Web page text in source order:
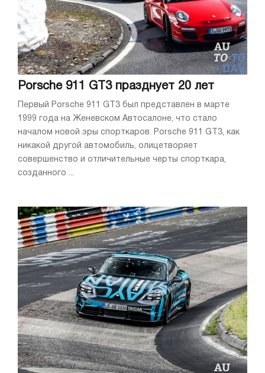
Porsche 911 GT3 празднует 20 лет
Первый Porsche 911 GT3 был представлен в марте
1999 года на Женевском Автосалоне, что стало
началом новой эры спорткаров. Porsche 911 GT3, как
никакой другой автомобиль, олицетворяет
совершенство и отличительные черты спорткара,
созданного ...